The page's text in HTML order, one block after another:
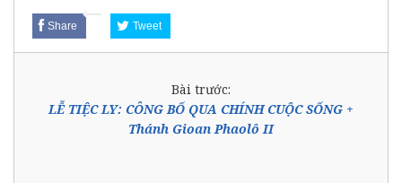
Share Tweet
Bài trước:
LỄ TIỆC LY: CÔNG BỐ QUA CHÍNH CUỘC SỐNG +
Thánh Gioan Phaolô II